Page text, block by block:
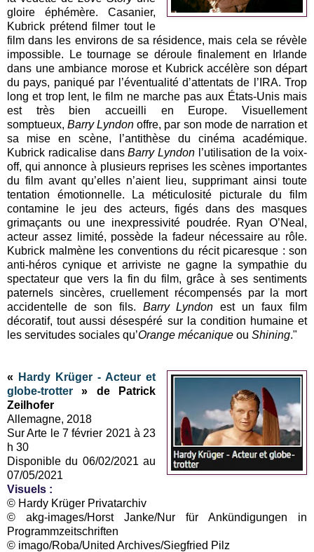
gloire éphémère. Casanier,
Kubrick prétend filmer tout le
film dans les environs de sa résidence, mais cela se révèle
impossible. Le tournage se déroule finalement en Irlande
dans une ambiance morose et Kubrick accélère son départ
du pays, paniqué par l’éventualité d’attentats de l’IRA. Trop
long et trop lent, le film ne marche pas aux États-Unis mais
est très bien accueilli en Europe. Visuellement
somptueux,Barry Lyndon offre, par son mode de narration et
sa mise en scène, l’antithèse du cinéma académique.
Kubrick radicalise dansBarry Lyndon l’utilisation de la voix-
off, qui annonce à plusieurs reprises les scènes importantes
du film avant qu’elles n’aient lieu, supprimant ainsi toute
tentation émotionnelle. La méticulosité picturale du film
contamine le jeu des acteurs, figés dans des masques
grimaçants ou une inexpressivité poudrée. Ryan O’Neal,
acteur assez limité, possède la fadeur nécessaire au rôle.
Kubrick malmène les conventions du récit picaresque : son
anti-héros cynique et arriviste ne gagne la sympathie du
spectateur que vers la fin du film, grâce à ses sentiments
paternels sincères, cruellement récompensés par la mort
accidentelle de son fils. Barry Lyndon est un faux film
décoratif, tout aussi désespéré sur la condition humaine et
les servitudes sociales qu’Orange mécanique ou Shining."
«
Hardy Krüger - Acteur et
globe-trotter » de Patrick
Zeilhofer
Allemagne, 2018
Sur Arte le 7 février 2021 à 23
h 30
Disponible du 06/02/2021 au
07/05/2021
Visuels :
© Hardy Krüger Privatarchiv
© akg-images/Horst Janke/Nur für Ankündigungen in
Programmzeitschriften
© imago/Roba/United Archives/Siegfried Pilz